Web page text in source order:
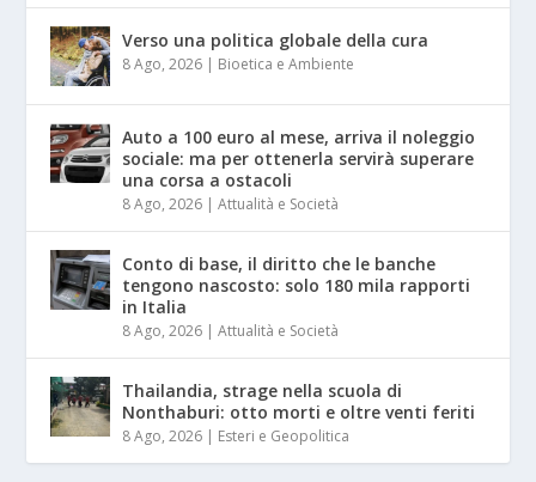
Verso una politica globale della cura
8 Ago, 2026 | Bioetica e Ambiente
Auto a 100 euro al mese, arriva il noleggio
sociale: ma per ottenerla servirà superare
una corsa a ostacoli
8 Ago, 2026 |Attualità e Società
Conto di base, il diritto che le banche
tengono nascosto: solo 180 mila rapporti
in Italia
8 Ago, 2026 |Attualità e Società
Thailandia, strage nella scuola di
Nonthaburi: otto morti e oltre venti feriti
8 Ago, 2026 | Esteri e Geopolitica